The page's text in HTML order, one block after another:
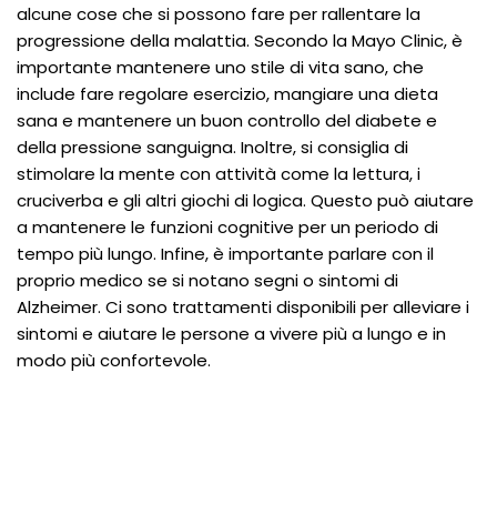
alcune cose che si possono fare per rallentare la
progressione della malattia. Secondo la Mayo Clinic, è
importante mantenere uno stile di vita sano, che
include fare regolare esercizio, mangiare una dieta
sana e mantenere un buon controllo del diabete e
della pressione sanguigna. Inoltre, si consiglia di
stimolare la mente con attività come la lettura, i
cruciverba e gli altri giochi di logica. Questo può aiutare
a mantenere le funzioni cognitive per un periodo di
tempo più lungo. Infine, è importante parlare con il
proprio medico se si notano segni o sintomi di
Alzheimer. Ci sono trattamenti disponibili per alleviare i
sintomi e aiutare le persone a vivere più a lungo e in
modo più confortevole.